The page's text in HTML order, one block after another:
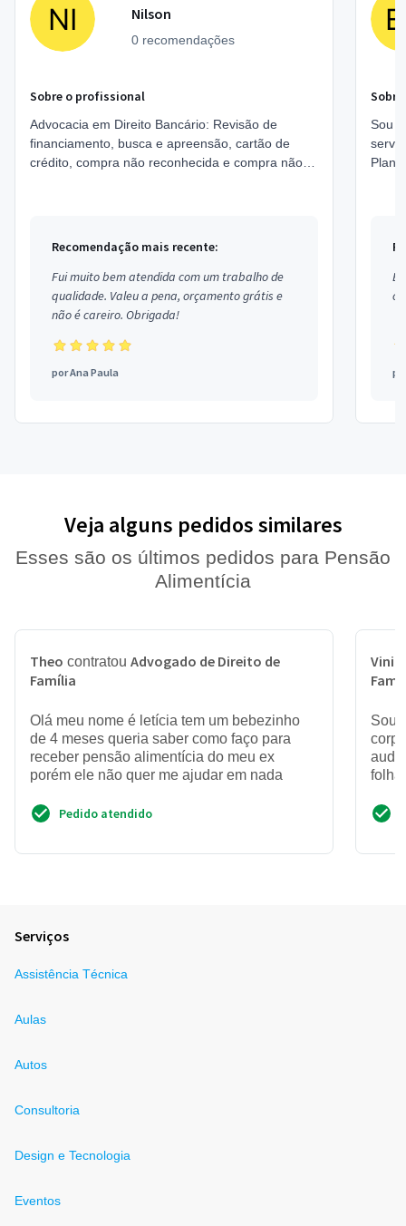
Nilson
0 recomendações
Sobre o profissional
Advocacia em Direito Bancário: Revisão de
financiamento, busca e apreensão, cartão de
crédito, compra não reconhecida e compra não
Recomendação mais recente:
Fui muito bem atendida com um trabalho de
qualidade. Valeu a pena, orçamento grátis e
não é careiro. Obrigada!
porAna Paula
Sou
Veja alguns pedidos similares
Esses são os últimos pedidos para Pensão
Alimentícia
Theo contratou Advogado de Direito de
Família
Olá meu nome é letícia tem um bebezinho
de 4 meses queria saber como faço para
receber pensão alimentícia do meu ex
porém ele não quer me ajudar em nada
Pedido atendido
Sou
folha
Serviços
Assistência Técnica
Aulas
Autos
Consultoria
Design e Tecnologia
Eventos